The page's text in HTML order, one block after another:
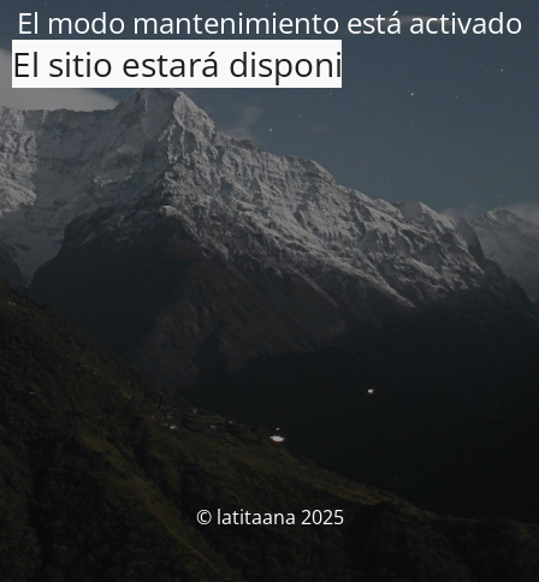
El modo mantenimiento está activado
El sitio estará disponible pronto.
© latitaana 2025